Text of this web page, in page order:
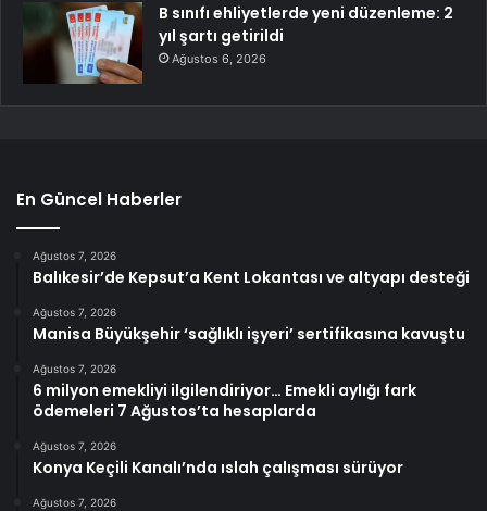
B sınıfı ehliyetlerde yeni düzenleme: 2
yıl şartı getirildi
Ağustos 6, 2026
En Güncel Haberler
Ağustos 7, 2026
Balıkesir’de Kepsut’a Kent Lokantası ve altyapı desteği
Ağustos 7, 2026
Manisa Büyükşehir ‘sağlıklı işyeri’ sertifikasına kavuştu
Ağustos 7, 2026
6 milyon emekliyi ilgilendiriyor… Emekli aylığı fark
ödemeleri 7 Ağustos’ta hesaplarda
Ağustos 7, 2026
Konya Keçili Kanalı’nda ıslah çalışması sürüyor
Ağustos 7, 2026